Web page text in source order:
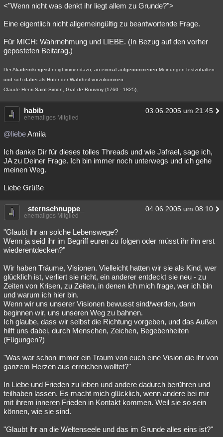
<"Wenn nicht was denkt ihr liegt allem zu Grunde?">
Eine eigentlich nicht allgemeingültig zu beantwortende Frage.
Für MICH: Wahrnehmung und LIEBE. (In Bezug auf den vorher
geposteten Beitarag.)
Der Akademikergeist neigt immer dazu, an einmal aufgenommenen Meinungen festzuhalten
und sich dabei als Hüter der Wahrheit vorzukommen.
Claude Henri Saint-Simon, Graf de Rouvroy (1760 - 1825),
habib 03.06.2005 um 21:45
ehemaliges Mitglied
@liebeAmila
Ich danke Dir für dieses tolles Threads und wie Jafrael, sage ich,
JA zu Deiner Frage. Ich bin immer noch unterwegs und ich gehe
meinen Weg.
Liebe Grüße
_sternschnuppe_ 04.06.2005 um 08:10
ehemaliges Mitglied
"Glaubt ihr an solche Lebenswege?
Wenn ja seid ihr im Begriff euren zu folgen oder müsst ihr ihn erst
wiederentdecken?"
Wir haben Träume, Visionen. Vielleicht hatten wir sie als Kind, wer
glücklich ist, verliert sie nicht, ein anderer entdeckt sie neu - zu
Zeiten von Krisen, zu Zeiten, in denen ich mich frage, wer ich bin
und warum ich hier bin.
Wenn wir uns unserer Visionen bewusst sind/werden, dann
beginnen wir, uns unseren Weg zu bahnen.
Ich glaube, dass wir selbst die Richtung vorgeben, und das Außen
hilft uns dabei, durch Menschen, Zeichen, Begebenheiten
(Fügungen?)
"Was war schon immer ein Traum von euch eine Vision die ihr von
ganzem Herzen aus erreichen wolltet?"
In Liebe und Frieden zu leben und andere dadurch berühren und
teilhaben lassen. Es macht mich glücklich, wenn andere bei mir
mit ihrem inneren Frieden in Kontakt kommen. Weil sie so sein
können, wie sie sind.
"Glaubt ihr an die Weltenseele und das im Grunde alles eins ist?"